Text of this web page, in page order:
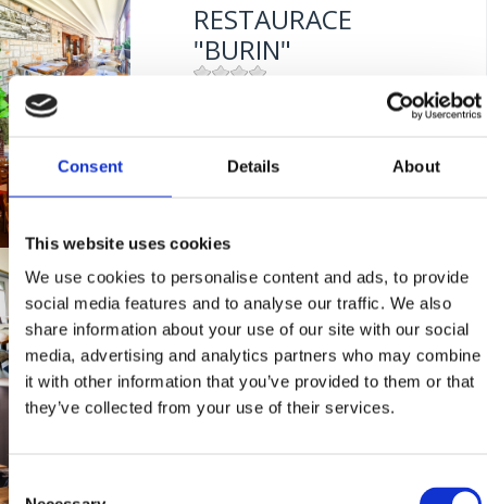
Consent Details About
This website uses cookies
We use cookies to personalise content and ads, to provide
social media features and to analyse our traffic. We also
share information about your use of our site with our social
media, advertising and analytics partners who may combine
it with other information that you’ve provided to them or that
they’ve collected from your use of their services.
Consent
Udaljenost od mora:10 m
RESTAURACE
"BURIN"
"KANTUNIĆ"
Mjesto:
Udaljenost od mora:10 m
BISTRO "MIKA"
Mjesto:Mjesto: Crikvenica
Udaljenost od mora:400 m
RESTAURANT "RIVA"